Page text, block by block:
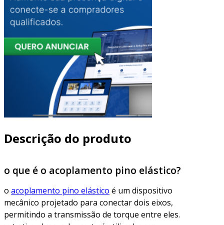
Descrição do produto
o que é o acoplamento pino elástico?
o acoplamento pino elástico é um dispositivo
mecânico projetado para conectar dois eixos,
permitindo a transmissão de torque entre eles.